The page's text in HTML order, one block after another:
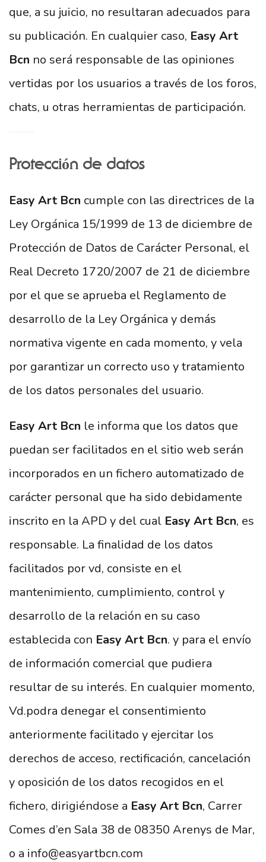
que, a su juicio, no resultaran adecuados para
su publicación. En cualquier caso, Easy Art
Bcn no será responsable de las opiniones
vertidas por los usuarios a través de los foros,
chats, u otras herramientas de participación.
Protección de datos
Easy Art Bcn cumple con las directrices de la
Ley Orgánica 15/1999 de 13 de diciembre de
Protección de Datos de Carácter Personal, el
Real Decreto 1720/2007 de 21 de diciembre
por el que se aprueba el Reglamento de
desarrollo de la Ley Orgánica y demás
normativa vigente en cada momento, y vela
por garantizar un correcto uso y tratamiento
de los datos personales del usuario.
Easy Art Bcn le informa que los datos que
puedan ser facilitados en el sitio web serán
incorporados en un fichero automatizado de
carácter personal que ha sido debidamente
inscrito en la APD y del cual Easy Art Bcn, es
responsable. La finalidad de los datos
facilitados por vd, consiste en el
mantenimiento, cumplimiento, control y
desarrollo de la relación en su caso
establecida con Easy Art Bcn. y para el envío
de información comercial que pudiera
resultar de su interés. En cualquier momento,
Vd.podra denegar el consentimiento
anteriormente facilitado y ejercitar los
derechos de acceso, rectificación, cancelación
y oposición de los datos recogidos en el
fichero, dirigiéndose a Easy Art Bcn, Carrer
Comes d’en Sala 38 de 08350 Arenys de Mar,
o a info@easyartbcn.com